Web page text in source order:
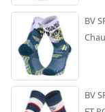
BV
BV